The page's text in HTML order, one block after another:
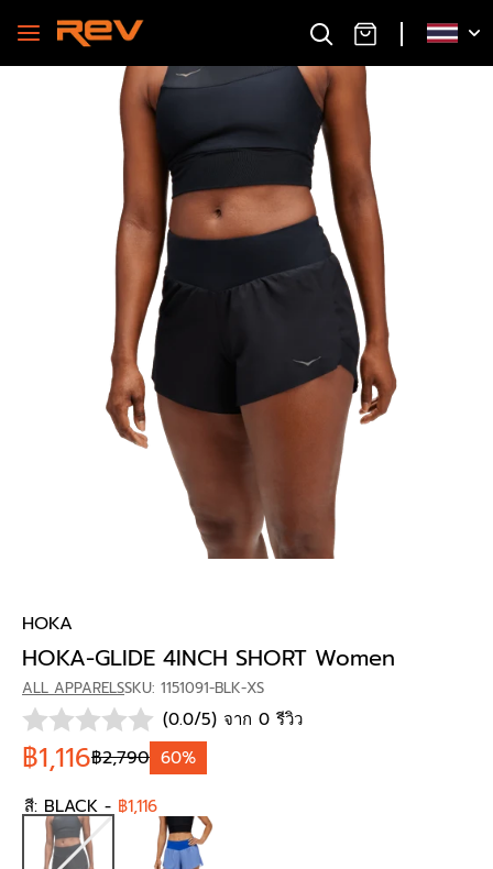
HOKA
HOKA-GLIDE 4INCH SHORT Women
ALL APPARELSSKU: 1151091-BLK-XS
(0.0/5) จาก 0 รีวิว
฿1,116฿2,790 60%
สี: BLACK - ฿1,116